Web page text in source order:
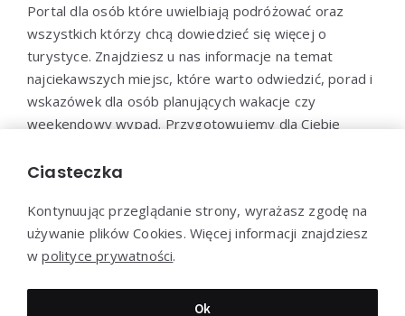
Portal dla osób które uwielbiają podróżować oraz
wszystkich którzy chcą dowiedzieć się więcej o
turystyce. Znajdziesz u nas informacje na temat
najciekawszych miejsc, które warto odwiedzić, porad i
wskazówek dla osób planujących wakacje czy
weekendowy wypad. Przygotowujemy dla Ciebie
miejsc noclegowych, restauracji i innych atrakcji
Dziękujemy za wizytę - Rodzinne-podroze.pl © 2022
Ciasteczka
Kontynuując przeglądanie strony, wyrażasz zgodę na
używanie plików Cookies. Więcej informacji znajdziesz
wpolityce prywatności.
Ok